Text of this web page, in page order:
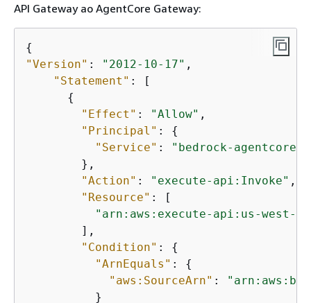
API Gateway ao AgentCore Gateway:
{
"Version" : "2012-10-17" ,
"Statement" : [
{
"Effect" : "Allow" ,
"Principal" : {
"Service" :
"bedrock-
        },
"Action" : "execute-api:Invoke" ,
"Resource" : [
"arn:aws:execute-api:us-west-
        ],
"Condition" : {
"ArnEquals" : {
"aws:SourceArn" :
          }